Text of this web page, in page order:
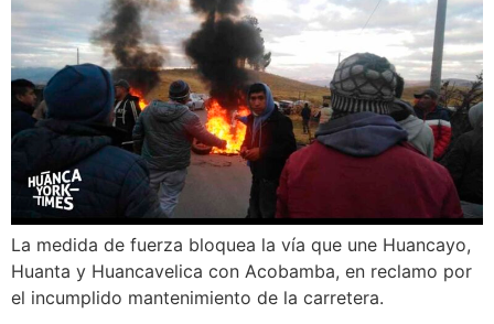
La medida de fuerza bloquea la vía que une Huancayo,
Huanta y Huancavelica con Acobamba, en reclamo por
el incumplido mantenimiento de la carretera.